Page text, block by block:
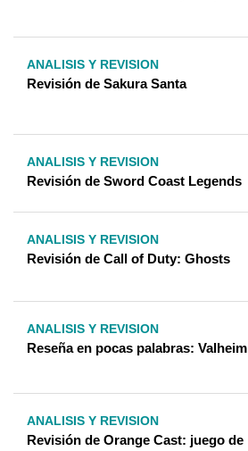
ANALISIS Y REVISION
Revisión de Sakura Santa
ANALISIS Y REVISION
Revisión de Sword Coast Legends
ANALISIS Y REVISION
Revisión de Call of Duty: Ghosts
ANALISIS Y REVISION
Reseña en pocas palabras: Valheim
ANALISIS Y REVISION
Revisión de Orange Cast: juego de